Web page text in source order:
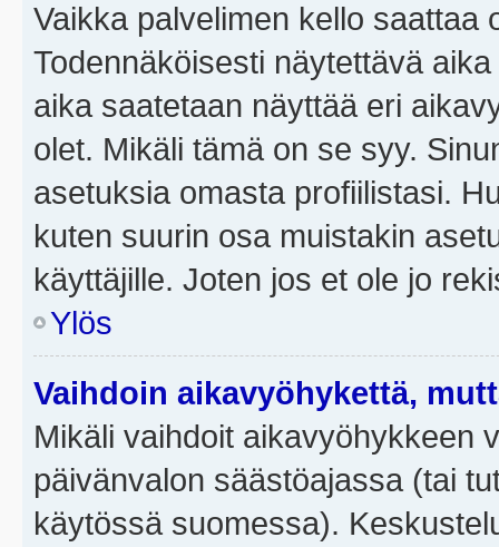
Vaikka palvelimen kello saattaa
Todennäköisesti näytettävä
aika saatetaan näyttää eri
olet. Mikäli tämä on se syy.
asetuksia omasta profiilistasi.
kuten suurin osa muistakin
käyttäjille. Joten jos et ole jo
Ylös
Vaihdoin aikavyöhykettä,
Mikäli vaihdoit aikavyöhykkeen
päivänvalon säästöajassa (tai
käytössä suomessa).